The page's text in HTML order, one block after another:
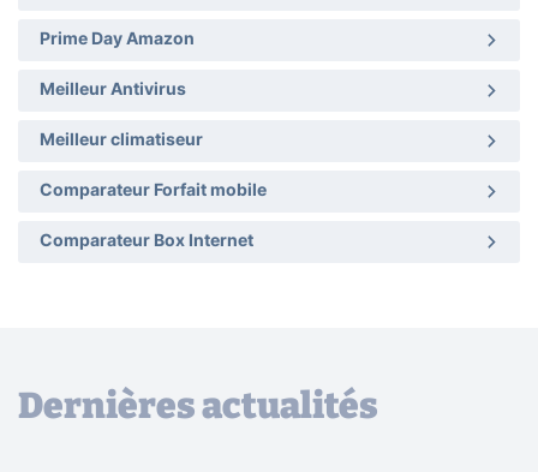
Prime Day Amazon
Meilleur Antivirus
Meilleur climatiseur
Comparateur Forfait mobile
Comparateur Box Internet
Dernières actualités